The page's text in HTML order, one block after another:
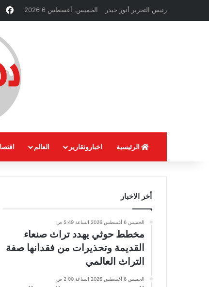
رئيس التحرير أنور حيدر الخميس, أغسطس 6 2026
الرئيسية اخباروتقارير العالم
أخر الاخبار
الخميس 6 أغسطس 2026 الساعة 5:49 ص
مخطط حوثي يهدد تراث صنعاء
القديمة وتحذيرات من فقدانها صفة
التراث العالمي
الخميس 6 أغسطس 2026 الساعة 2:00 ص